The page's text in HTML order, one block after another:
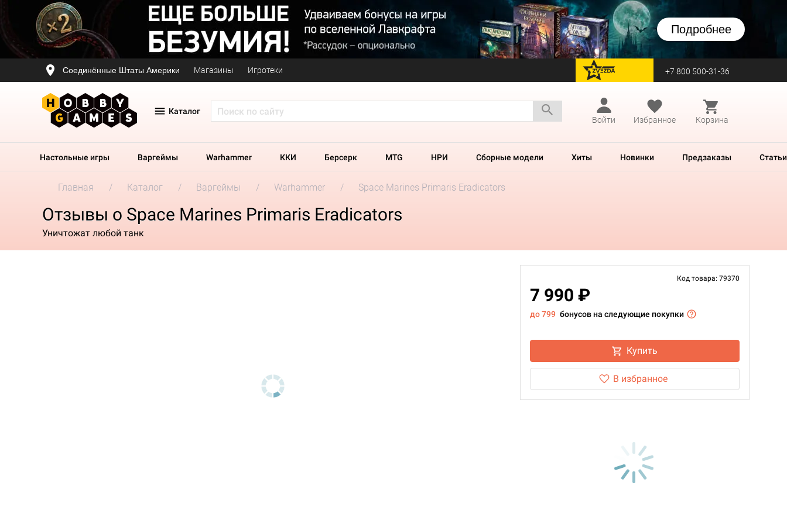
Подробнее
Соединённые Штаты Америки Магазины Игротеки перейти на Zvezda +7 800 500-31-36
Каталог
Войти
Избранное Корзина
Настольные игры Варгеймы Warhammer ККИ Берсерк MTG НРИ Сборные модели Хиты Новинки Предзаказы Статьи
Главная Каталог Варгеймы Warhammer Space Marines Primaris Eradicators
Отзывы о Space Marines Primaris Eradicators
Уничтожат любой танк
Код товара: 79370
7 990 ₽
до 799 бонусов на следующие покупки
Купить
В избранное